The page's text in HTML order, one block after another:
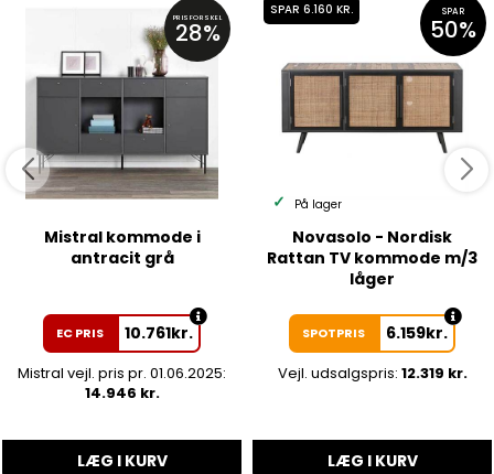
PRISFORSKEL
28%
Mistral kommode i
antracit grå
EC PRIS 10.761kr.
Mistral vejl. pris pr. 01.06.2025:
14.946 kr.
LÆG I KURV
SPAR 6.160 KR. SPAR
50%
På lager
Novasolo - Nordisk
Rattan TV kommode m/3
låger
SPOTPRIS 6.159kr.
Vejl. udsalgspris: 12.319 kr.
LÆG I KURV